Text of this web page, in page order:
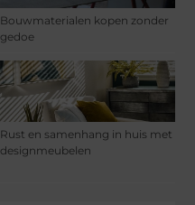
Bouwmaterialen kopen zonder
gedoe
Rust en samenhang in huis met
designmeubelen